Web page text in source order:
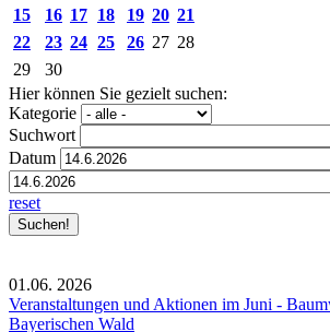
15
16 17 18 19 20 21
22
23 24 25 26 27 28
29
30
Hier können Sie gezielt suchen:
Kategorie
Suchwort
Datum
reset
01.06. 2026
Veranstaltungen und Aktionen im Juni -
Bayerischen Wald